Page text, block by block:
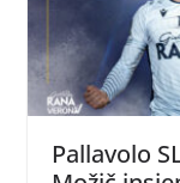
Pallavolo